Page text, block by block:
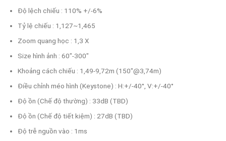
Độ lệch chiếu : 110% +/-6%
Tỷ lệ chiếu : 1,127~1,465
Zoom quang học : 1,3 X
Size hình ảnh : 60"-300"
Khoảng cách chiếu : 1,49-9,72m (150"@3,74m)
Điều chỉnh méo hình (Keystone) : H:+/-40°, V:+/-40°
Độ ồn (Chế độ thường) : 33dB (TBD)
Độ ồn (Chế độ tiết kiệm) : 27dB (TBD)
Độ trễ nguồn vào : 1ms